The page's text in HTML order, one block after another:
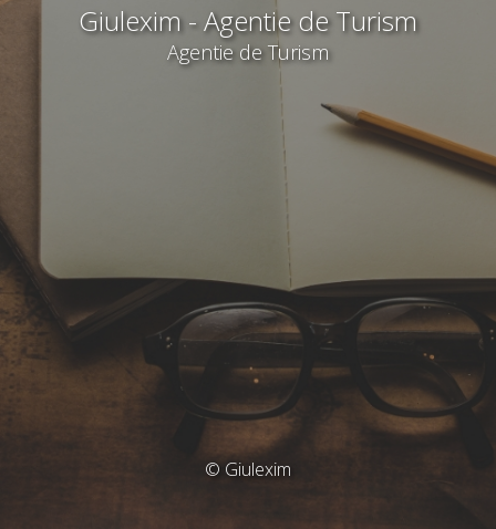
Giulexim - Agentie de Turism
Agentie de Turism
© Giulexim